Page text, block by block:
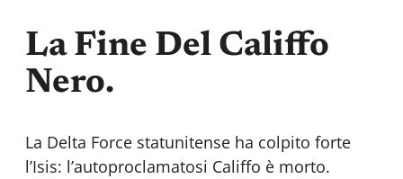
La Fine Del Califfo
Nero.
La Delta Force statunitense ha colpito forte
l’Isis: l’autoproclamatosi Califfo è morto.